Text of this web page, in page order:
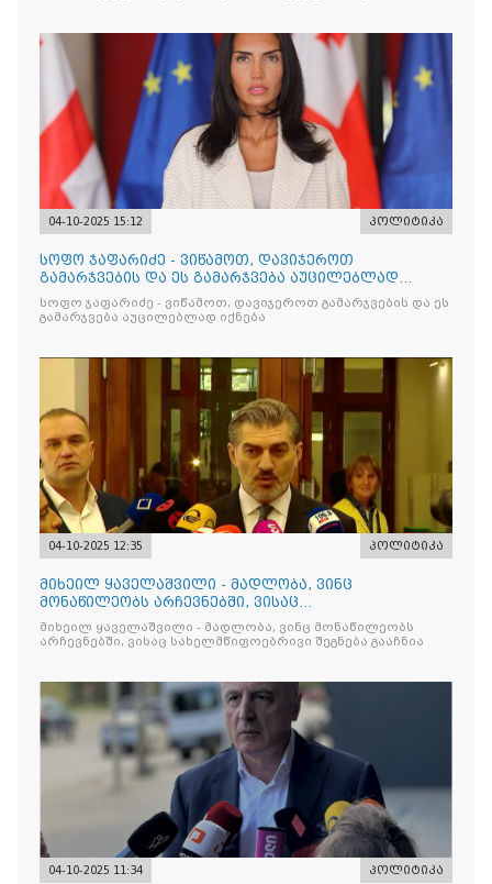
04-10-2025 15:12 პოლიტიკა
სოფო ჯაფარიძე - ვიწამოთ, დავიჯეროთ
გამარჯვების და ეს გამარჯვება აუცილებლად
იქნება
სოფო ჯაფარიძე - ვიწამოთ, დავიჯეროთ გამარჯვების და ეს
გამარჯვება აუცილებლად იქნება
04-10-2025 12:35 პოლიტიკა
მიხეილ ყაველაშვილი - მადლობა, ვინც
მონაწილეობს არჩევნებში, ვისაც
სახელმწიფოებრივი შეგნება გააჩნია
მიხეილ ყაველაშვილი - მადლობა, ვინც მონაწილეობს
არჩევნებში, ვისაც სახელმწიფოებრივი შეგნება გააჩნია
04-10-2025 11:34 პოლიტიკა